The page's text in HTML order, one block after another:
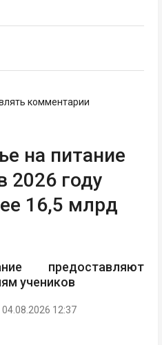
комментарии
на питание
2026 году
16,5 млрд
предоставляют
учеников
04.08.2026 12:37